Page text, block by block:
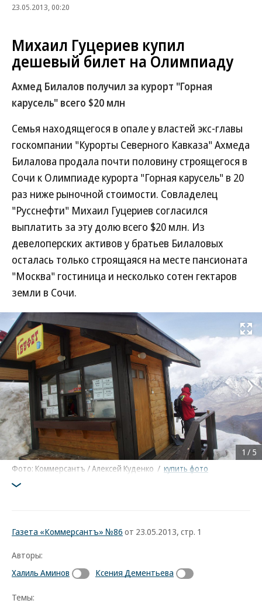
23.05.2013, 00:20
Михаил Гуцериев купил
дешевый билет на Олимпиаду
Ахмед Билалов получил за курорт "Горная
карусель" всего $20 млн
Семья находящегося в опале у властей экс-главы
госкомпании "Курорты Северного Кавказа" Ахмеда
Билалова продала почти половину строящегося в
Сочи к Олимпиаде курорта "Горная карусель" в 20
раз ниже рыночной стоимости. Совладелец
"Русснефти" Михаил Гуцериев согласился
выплатить за эту долю всего $20 млн. Из
девелоперских активов у братьев Билаловых
осталась только строящаяся на месте пансионата
"Москва" гостиница и несколько сотен гектаров
земли в Сочи.
Развернуть
Фото: Коммерсантъ / Алексей Куденко / купить фото
1 / 5
Газета «Коммерсантъ» №86 от 23.05.2013, стр. 1
Авторы:
Халиль Аминов
Ксения Дементьева
Темы: